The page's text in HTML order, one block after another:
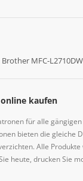
Brother MFC-L2710DW
kaufen
für alle
bieten die gleiche
Alle
heute, drucken Sie